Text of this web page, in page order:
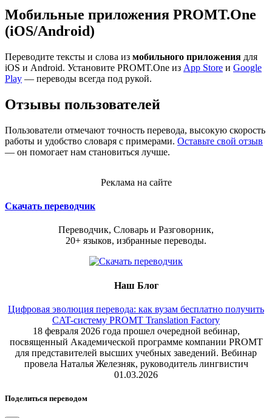
Мобильные приложения PROMT.One
(iOS/Android)
Переводите тексты и слова из мобильного приложения для
iOS и Android. Установите PROMT.One из App Store и Google
Play — переводы всегда под рукой.
Отзывы пользователей
Пользователи отмечают точность перевода, высокую скорость
работы и удобство словаря с примерами. Оставьте свой отзыв
— он помогает нам становиться лучше.
Реклама на сайте
Скачать переводчик
Переводчик, Словарь и Разговорник,
20+ языков, избранные переводы.
Наш Блог
Цифровая эволюция перевода: как вузам бесплатно получить
CAT-систему PROMT Translation Factory
18 февраля 2026 года прошел очередной вебинар,
посвященный Академической программе компании PROMT
для представителей высших учебных заведений. Вебинар
провела Наталья Железняк, руководитель лингвистич
01.03.2026
Поделиться переводом